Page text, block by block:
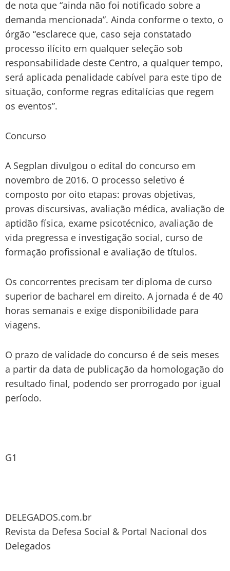
de nota que “ainda não foi notificado sobre a
demanda mencionada”. Ainda conforme o texto, o
órgão “esclarece que, caso seja constatado
processo ilícito em qualquer seleção sob
responsabilidade deste Centro, a qualquer tempo,
será aplicada penalidade cabível para este tipo de
situação, conforme regras editalícias que regem
os eventos”.
Concurso
A Segplan divulgou o edital do concurso em
novembro de 2016. O processo seletivo é
composto por oito etapas: provas objetivas,
provas discursivas, avaliação médica, avaliação de
aptidão física, exame psicotécnico, avaliação de
vida pregressa e investigação social, curso de
formação profissional e avaliação de títulos.
Os concorrentes precisam ter diploma de curso
superior de bacharel em direito. A jornada é de 40
horas semanais e exige disponibilidade para
viagens.
O prazo de validade do concurso é de seis meses
a partir da data de publicação da homologação do
resultado final, podendo ser prorrogado por igual
período.
G1
DELEGADOS.com.br
Revista da Defesa Social & Portal Nacional dos
Delegados